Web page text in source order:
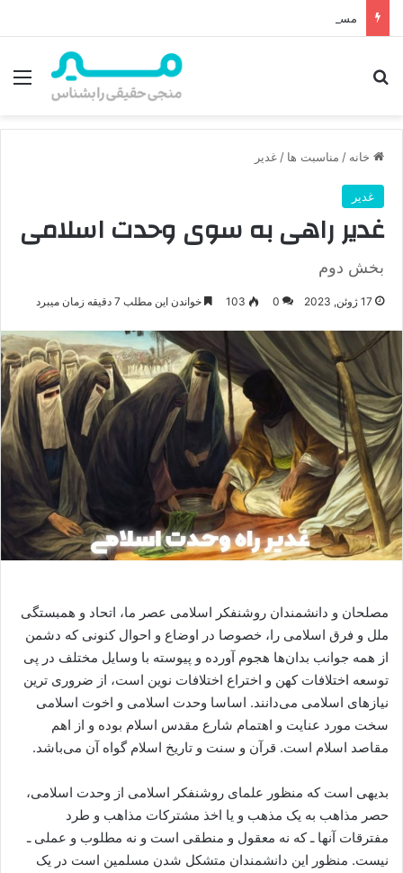
مسابقه غدیر 1404 – مسابقه عهدپدری4
خانه / مناسبت ها /غدیر
غدیر
غدیر راهی به سوی وحدت اسلامی
بخش دوم
17 ژوئن, 2023 0
103 خواندن این مطلب 7 دقیقه زمان میبرد
مصلحان و دانشمندان روشنفکر اسلامی عصر ما، اتحاد و همبستگی
ملل و فرق اسلامی را، خصوصا در اوضاع و احوال کنونی که دشمن
از همه جوانب بدان‌ها هجوم آورده و پیوسته با وسایل مختلف در پی
توسعه اختلافات کهن و اختراع اختلافات نوین است، از ضروری ترین
نیازهای اسلامی می‌دانند. اساسا وحدت اسلامی و اخوت اسلامی
سخت مورد عنایت و اهتمام شارع مقدس اسلام بوده و از اهم
مقاصد اسلام است. قرآن و سنت و تاریخ اسلام گواه آن می‌باشد.
بدیهی است که منظور علمای روشنفکر اسلامی از وحدت اسلامی،
حصر مذاهب به یک مذهب و یا اخذ مشترکات مذاهب و طرد
مفترقات آنها ـ که نه معقول و منطقی است و نه مطلوب و عملی ـ
نیست. منظور این دانشمندان متشکل شدن مسلمین است در یک